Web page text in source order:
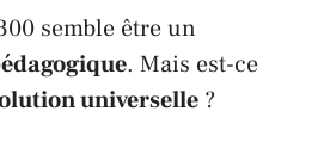
semble être un
. Mais est-ce
universelle ?